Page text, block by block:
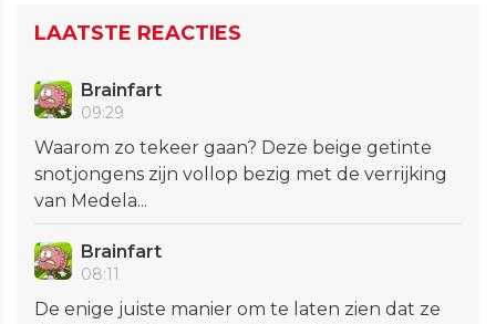
LAATSTE REACTIES
Brainfart
09:29
Waarom zo tekeer gaan? Deze beige getinte
snotjongens zijn vollop bezig met de verrijking
van Medela...
Brainfart
08:11
De enige juiste manier om te laten zien dat ze